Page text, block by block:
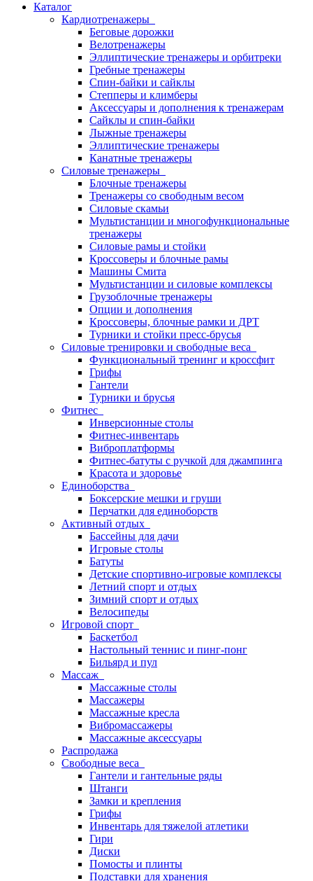
Каталог
Кардиотренажеры
Беговые дорожки
Велотренажеры
Эллиптические тренажеры и орбитреки
Гребные тренажеры
Спин-байки и сайклы
Степперы и климберы
Аксессуары и дополнения к тренажерам
Сайклы и спин-байки
Лыжные тренажеры
Эллиптические тренажеры
Канатные тренажеры
Силовые тренажеры
Блочные тренажеры
Тренажеры со свободным весом
Силовые скамьи
Мультистанции и многофункциональные
тренажеры
Силовые рамы и стойки
Кроссоверы и блочные рамы
Машины Смита
Мультистанции и силовые комплексы
Грузоблочные тренажеры
Опции и дополнения
Кроссоверы, блочные рамки и ДРТ
Турники и стойки пресс-брусья
Силовые тренировки и свободные веса
Функциональный тренинг и кроссфит
Грифы
Гантели
Турники и брусья
Фитнес
Инверсионные столы
Фитнес-инвентарь
Виброплатформы
Фитнес-батуты с ручкой для джампинга
Красота и здоровье
Единоборства
Боксерские мешки и груши
Перчатки для единоборств
Активный отдых
Бассейны для дачи
Игровые столы
Батуты
Детские спортивно-игровые комплексы
Летний спорт и отдых
Зимний спорт и отдых
Велосипеды
Игровой спорт
Баскетбол
Настольный теннис и пинг-понг
Бильярд и пул
Массаж
Массажные столы
Массажеры
Массажные кресла
Вибромассажеры
Массажные аксессуары
Распродажа
Свободные веса
Гантели и гантельные ряды
Штанги
Замки и крепления
Грифы
Инвентарь для тяжелой атлетики
Гири
Диски
Помосты и плинты
Подставки для хранения